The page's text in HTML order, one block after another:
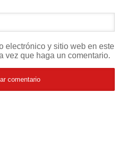
electrónico y sitio web en este
vez que haga un comentario.